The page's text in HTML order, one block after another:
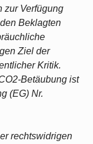
zur Verfügung
Beklagten
Ziel der
Kritik.
Betäubung ist
(EG) Nr.
rechtswidrigen